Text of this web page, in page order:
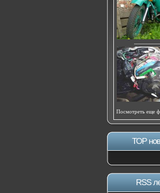
Посмотреть еще
ТОР
RSS